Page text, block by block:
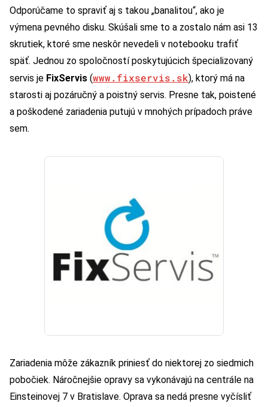
Odporúčame to spraviť aj s takou „banalitou“, ako je
výmena pevného disku. Skúšali sme to a zostalo nám asi 13
skrutiek, ktoré sme neskôr nevedeli v notebooku trafiť
späť. Jednou zo spoločností poskytujúcich špecializovaný
servis je FixServis (www.fixservis.sk), ktorý má na
starosti aj pozáručný a poistný servis. Presne tak, poistené
a poškodené zariadenia putujú v mnohých prípadoch práve
sem.
Zariadenia môže zákazník priniesť do niektorej zo siedmich
pobočiek. Náročnejšie opravy sa vykonávajú na centrále na
Einsteinovej 7 v Bratislave. Oprava sa nedá presne vyčísliť